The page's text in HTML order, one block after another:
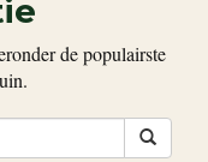
de populairste